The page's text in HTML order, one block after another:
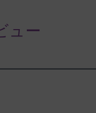
ュー